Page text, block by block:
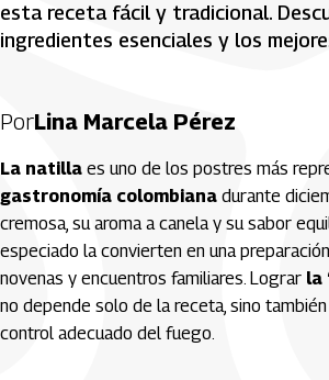
esta receta fácil y tradicional.
ingredientes esenciales y los
PorLina Marcela Pérez
La natilla es uno de los postres más
gastronomía colombiana durante
cremosa, su aroma a canela y su sabor
especiado la convierten en una
novenas y encuentros familiares. Lograr la
no depende solo de la receta, sino
control adecuado del fuego.